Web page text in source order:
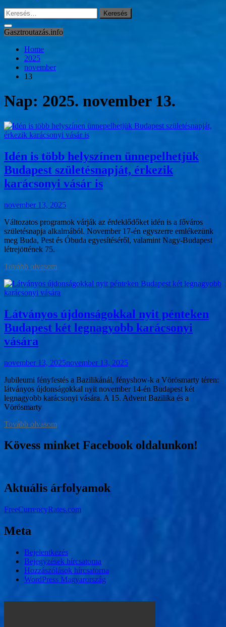
Keresés:
Gasztroutazás.info
Home
2025
november
13
Nap: 2025. november 13.
Idén is több helyszínen ünnepelhetjük
Budapest születésnapját, érkezik
karácsonyi vásár is
november 13, 2025
Változatos programok várják az érdeklődőket idén is a főváros
születésnapja alkalmából. November 17-én egyszerre emlékezünk
meg Buda, Pest és Óbuda egyesítéséről, valamint Nagy-Budapest
létrejöttének 75.
Tovább olvasom
Látványos újdonságokkal nyit pénteken
Budapest két legnagyobb karácsonyi
vására
november 13, 2025november 13, 2025
Jubileumi fényfestés a Bazilikánál, fényshow-k a Vörösmarty téren:
látványos újdonságokkal nyit november 14-én Budapest két
legnagyobb karácsonyi vására. A 15. Advent Bazilika és a
Vörösmarty
Tovább olvasom
Kövess minket Facebook oldalunkon!
Aktuális árfolyamok
FreeCurrencyRates.com
Meta
Bejelentkezés
Bejegyzések hírcsatorna
Hozzászólások hírcsatorna
WordPress Magyarország